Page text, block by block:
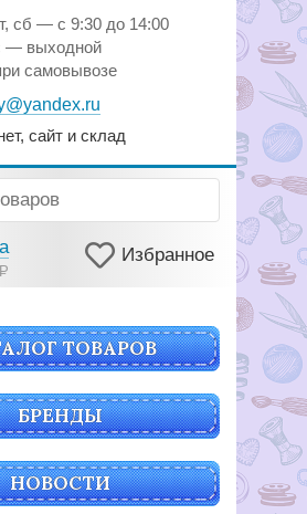
cб — с 9:30 до 14:00
— выходной
самовывозе
сайт и склад
Избранное
ТОВАРОВ
БРЕНДЫ
НОВОСТИ